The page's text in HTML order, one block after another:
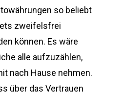
so beliebt
zweifelsfrei
können. Es wäre
alle aufzuzählen,
nach Hause nehmen.
über das Vertrauen